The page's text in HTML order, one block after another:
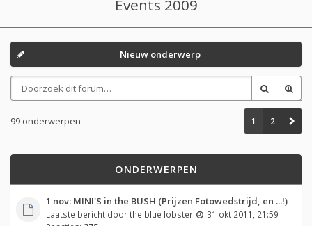
Events 2009
Nieuw onderwerp
99 onderwerpen 1 2
ONDERWERPEN
1 nov: MINI'S in the BUSH (Prijzen Fotowedstrijd, en ...!)
Laatste bericht doorthe blue lobster
31 okt 2011, 21:59